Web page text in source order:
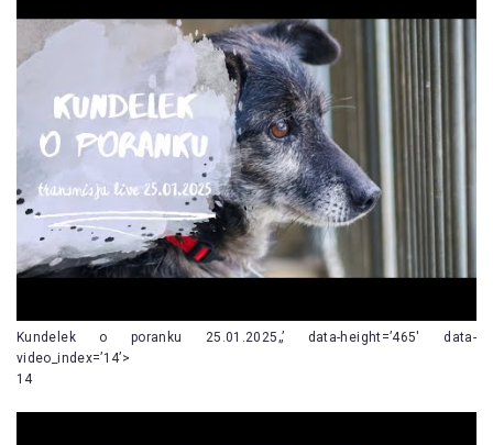
Kundelek o poranku 25.01.2025„’ data-height=’465′ data-
video_index=’14’>
14